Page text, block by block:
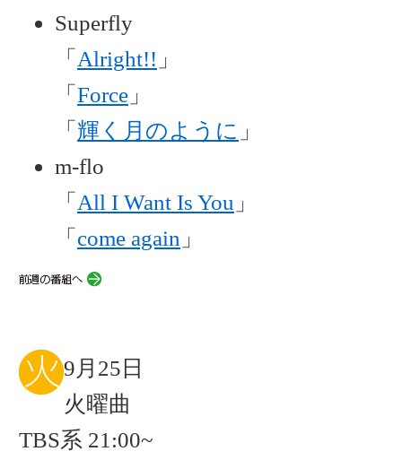
Superfly
「 Alright!! 」
「 Force 」
「 輝く月のように 」
m-flo
「 All I Want Is You 」
「 come again 」
9月25日
火曜曲
TBS系 21:00~